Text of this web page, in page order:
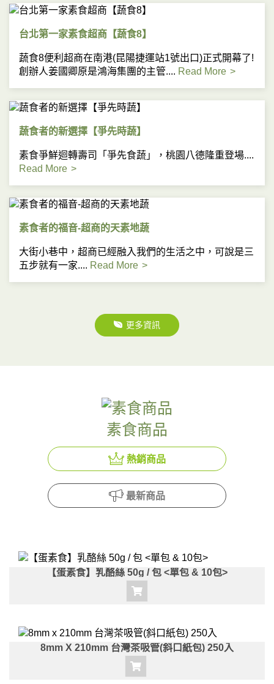
台北第一家素食超商【蔬食8】
蔬食8便利超商在南港(昆陽捷運站1號出口)正式開幕了!
創辦人姜國卿原是鴻海集團的主管.... Read More
蔬食者的新選擇【爭先時蔬】
素食爭鮮迴轉壽司「爭先食蔬」，桃園八德隆重登場....
Read More
素食者的福音-超商的天素地蔬
大街小巷中，超商已經融入我們的生活之中，可說是三
五步就有一家.... Read More
更多資訊
素食商品
熱銷商品
最新商品
【蛋素食】乳酪絲 50g / 包 <單包 & 10包>
8mm X 210mm 台灣茶吸管(斜口紙包) 250入